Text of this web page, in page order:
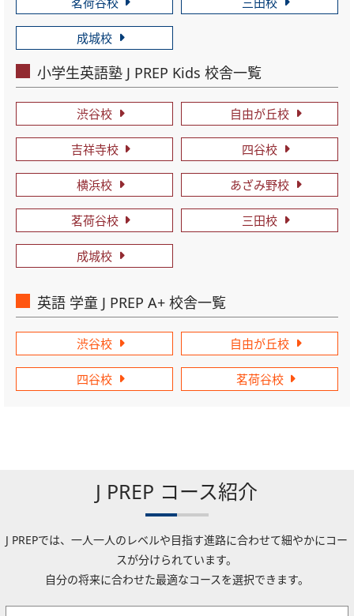
成城校
小学生英語塾 J PREP Kids 校舎一覧
渋谷校 自由が丘校
吉祥寺校 四谷校
横浜校 あざみ野校
茗荷谷校 三田校
成城校
英語 学童 J PREP A+ 校舎一覧
渋谷校 自由が丘校
四谷校 茗荷谷校
J PREP コース紹介
J PREPでは、一人一人のレベルや目指す進路に合わせて細やかにコー
スが分けられています。
自分の将来に合わせた最適なコースを選択できます。